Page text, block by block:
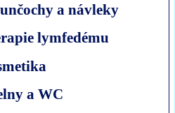
a návleky
lymfedému
a WC